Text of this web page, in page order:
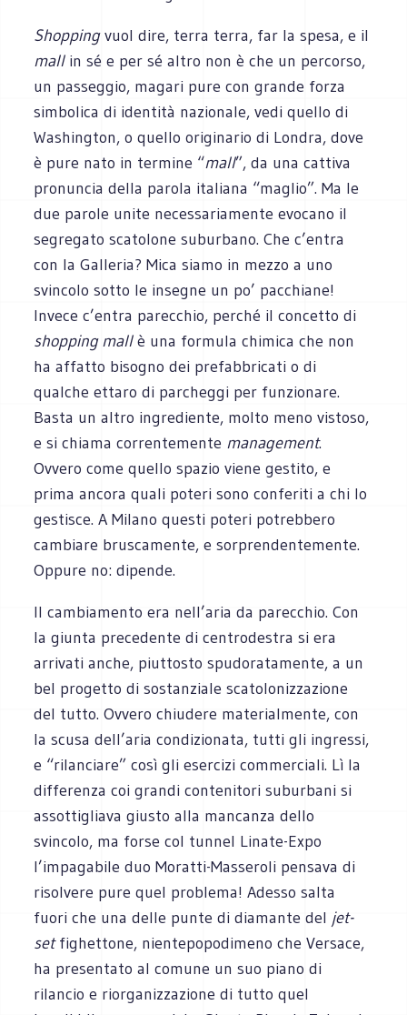
Shoppingvuol dire, terra terra, far la spesa, e il
mallin sé e per sé altro non è che un percorso,
un passeggio, magari pure con grande forza
simbolica di identità nazionale, vedi quello di
Washington, o quello originario di Londra, dove
è pure nato in termine “mall”, da una cattiva
pronuncia della parola italiana “maglio”. Ma le
due parole unite necessariamente evocano il
segregato scatolone suburbano. Che c’entra
con la Galleria? Mica siamo in mezzo a uno
svincolo sotto le insegne un po’ pacchiane!
Invece c’entra parecchio, perché il concetto di
shopping mallè una formula chimica che non
ha affatto bisogno dei prefabbricati o di
qualche ettaro di parcheggi per funzionare.
Basta un altro ingrediente, molto meno vistoso,
e si chiama correntemente management.
Ovvero come quello spazio viene gestito, e
prima ancora quali poteri sono conferiti a chi lo
gestisce. A Milano questi poteri potrebbero
cambiare bruscamente, e sorprendentemente.
Oppure no: dipende.
Il cambiamento era nell’aria da parecchio. Con
la giunta precedente di centrodestra si era
arrivati anche, piuttosto spudoratamente, a un
bel progetto di sostanziale scatolonizzazione
del tutto. Ovvero chiudere materialmente, con
la scusa dell’aria condizionata, tutti gli ingressi,
e “rilanciare” così gli esercizi commerciali. Lì la
differenza coi grandi contenitori suburbani si
assottigliava giusto alla mancanza dello
svincolo, ma forse col tunnel Linate-Expo
l’impagabile duo Moratti-Masseroli pensava di
risolvere pure quel problema! Adesso salta
fuori che una delle punte di diamante del jet-
setfighettone, nientepopodimeno che Versace,
ha presentato al comune un suo piano di
rilancio e riorganizzazione di tutto quel